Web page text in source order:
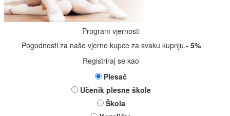
Program vjernosti
Pogodnosti za naše vjerne kupce za svaku kupnju.- 5%
Registriraj se kao
Plesač
Učenik plesne škole
Škola